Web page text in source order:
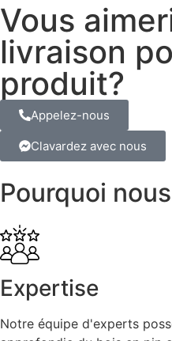
Vous
livraison
produit?
Appelez-nous
Clavardez avec nous
Pourquoi
Expertise
Notre équipe d'experts